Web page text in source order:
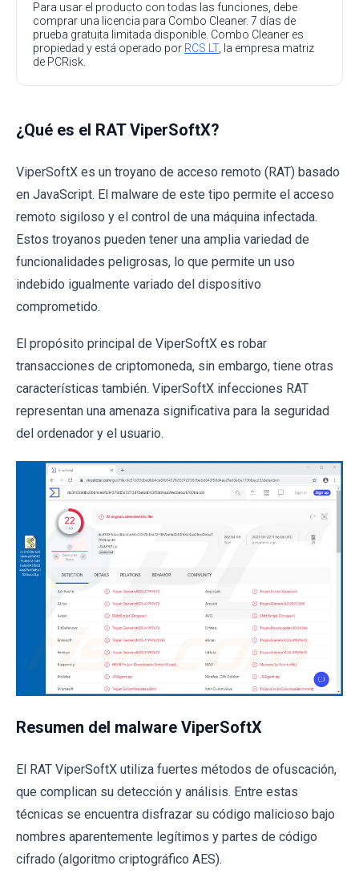
Para usar el producto con todas las funciones, debe
comprar una licencia para Combo Cleaner. 7 días de
prueba gratuita limitada disponible. Combo Cleaner es
propiedad y está operado por RCS LT, la empresa matriz
de PCRisk.
¿Qué es el RAT ViperSoftX?
ViperSoftX es un troyano de acceso remoto (RAT) basado
en JavaScript. El malware de este tipo permite el acceso
remoto sigiloso y el control de una máquina infectada.
Estos troyanos pueden tener una amplia variedad de
funcionalidades peligrosas, lo que permite un uso
indebido igualmente variado del dispositivo
comprometido.
El propósito principal de ViperSoftX es robar
transacciones de criptomoneda, sin embargo, tiene otras
características también. ViperSoftX infecciones RAT
representan una amenaza significativa para la seguridad
del ordenador y el usuario.
Resumen del malware ViperSoftX
El RAT ViperSoftX utiliza fuertes métodos de ofuscación,
que complican su detección y análisis. Entre estas
técnicas se encuentra disfrazar su código malicioso bajo
nombres aparentemente legítimos y partes de código
cifrado (algoritmo criptográfico AES).